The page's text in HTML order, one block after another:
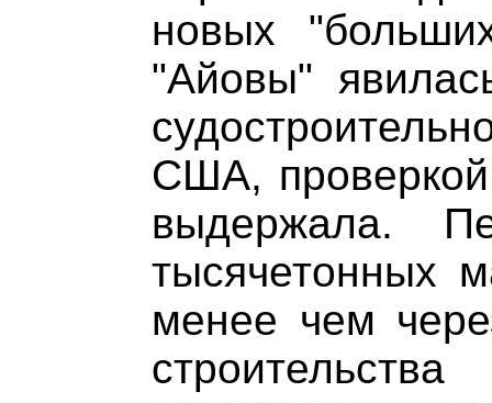
новых
"Айовы"
США,
выдержала.
тысячетонных
менее чем